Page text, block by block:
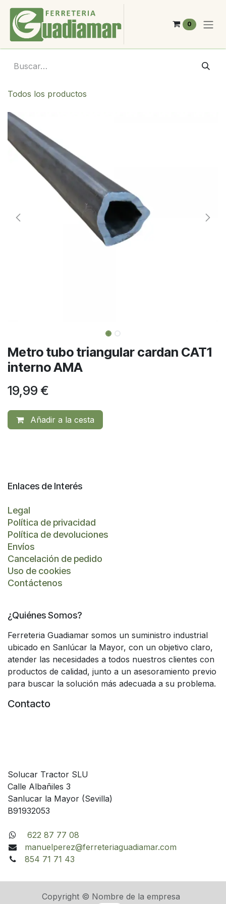
Ir al contenido
0
Todos los productos
Metro tubo triangular cardan CAT1
interno AMA
19,99 €
Añadir a la cesta
Enlaces de Interés
Legal
Política de privacidad
Política de devoluciones
Envíos
Cancelación de pedido
Uso de cookies
Contáctenos
¿Quiénes Somos?
Ferreteria Guadiamar somos un suministro industrial
ubicado en Sanlúcar la Mayor, con un objetivo claro,
atender las necesidades a todos nuestros clientes con
productos de calidad, junto a un asesoramiento previo
para buscar la solución más adecuada a su problema.
Contacto
Solucar Tractor SLU
Calle Albañiles 3
Sanlucar la Mayor (Sevilla)
B91932053
622 87 77 08
manuelperez@ferreteriaguadiamar.com
854 71 71 43
Copyright © Nombre de la empresa